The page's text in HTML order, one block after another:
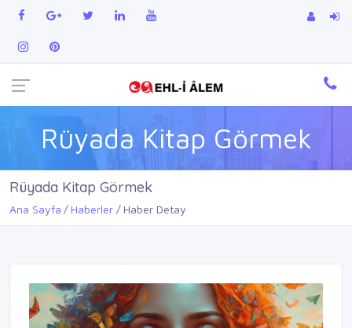
Rüyada Kitap Görmek
Rüyada Kitap Görmek
Ana Sayfa Haberler Haber Detay